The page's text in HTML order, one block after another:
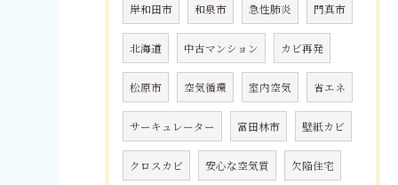
岸和田市 和泉市 急性肺炎 門真市
北海道 中古マンション カビ再発
松原市 空気循環 室内空気 省エネ
サーキュレーター 富田林市 壁紙カビ
クロスカビ 安心な空気質 欠陥住宅